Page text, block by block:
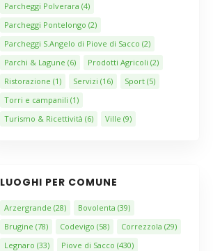
Parcheggi Polverara (4)
Parcheggi Pontelongo (2)
Parcheggi S.Angelo di Piove di Sacco (2)
Parchi & Lagune (6) Prodotti Agricoli (2)
Ristorazione (1) Servizi (16) Sport(5)
Torri e campanili (1)
Turismo & Ricettività (6) Ville (9)
LUOGHI PER COMUNE
Arzergrande (28) Bovolenta (39)
Brugine (78) Codevigo (58) Correzzola (29)
Legnaro (33) Piove di Sacco (430)